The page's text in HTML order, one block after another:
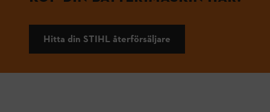
Hitta din STIHL återförsäljare